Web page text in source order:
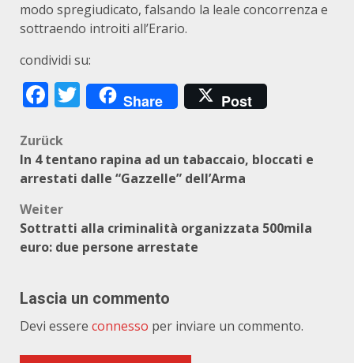
modo spregiudicato, falsando la leale concorrenza e
sottraendo introiti all’Erario.
condividi su:
Facebook
Twitter
Share Post
Beitragsnavigation
Zurück
In 4 tentano rapina ad un tabaccaio, bloccati e
arrestati dalle “Gazzelle” dell’Arma
Weiter
Sottratti alla criminalità organizzata 500mila
euro: due persone arrestate
Lascia un commento
Devi essere connesso per inviare un commento.